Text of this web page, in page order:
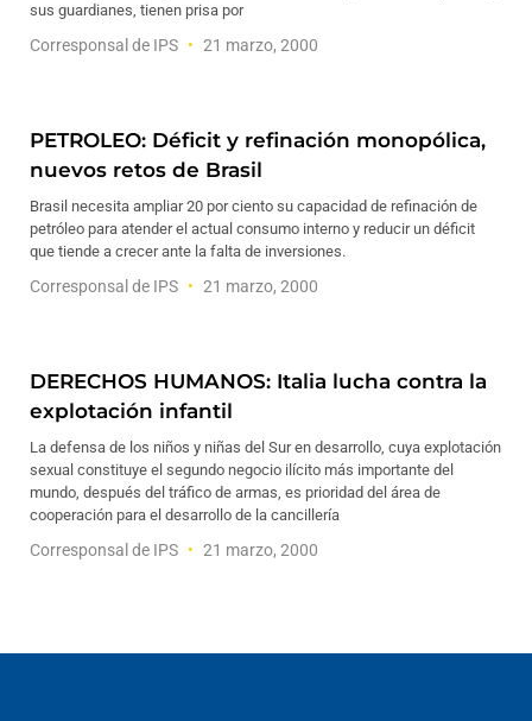
sus guardianes, tienen prisa por
Corresponsal de IPS 21 marzo, 2000
PETROLEO: Déficit y refinación monopólica,
nuevos retos de Brasil
Brasil necesita ampliar 20 por ciento su capacidad de refinación de
petróleo para atender el actual consumo interno y reducir un déficit
que tiende a crecer ante la falta de inversiones.
Corresponsal de IPS 21 marzo, 2000
DERECHOS HUMANOS: Italia lucha contra la
explotación infantil
La defensa de los niños y niñas del Sur en desarrollo, cuya explotación
sexual constituye el segundo negocio ilícito más importante del
mundo, después del tráfico de armas, es prioridad del área de
cooperación para el desarrollo de la cancillería
Corresponsal de IPS 21 marzo, 2000